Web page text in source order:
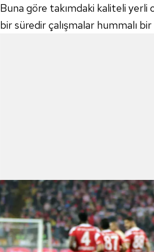
6698 sayılı Kişisel Verilerin
mevzuata uygun olarak
Buna göre takımdaki kaliteli yerli
bir süredir çalışmalar hummalı